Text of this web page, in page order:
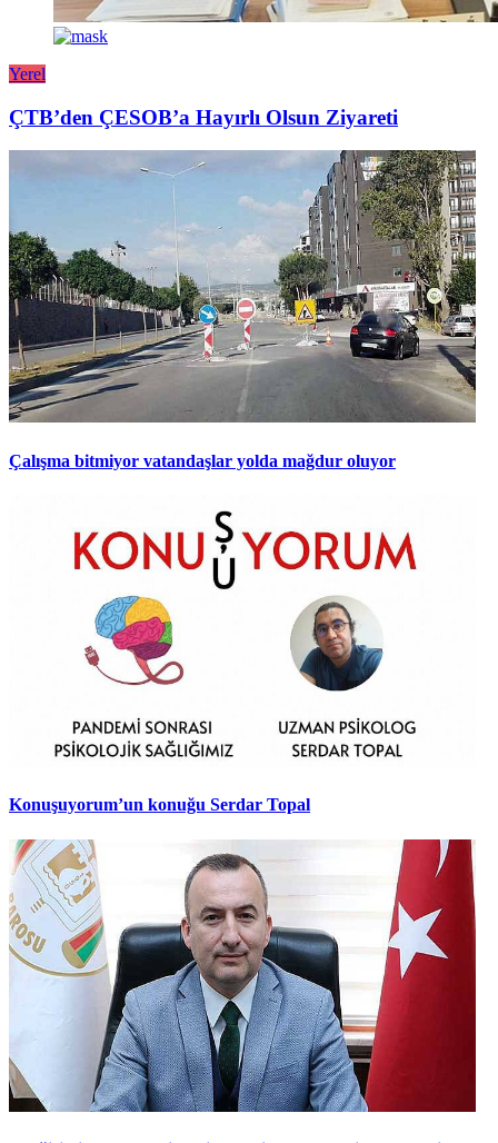
Yerel
ÇTB’den ÇESOB’a Hayırlı Olsun Ziyareti
Çalışma bitmiyor vatandaşlar yolda mağdur oluyor
Konuşuyorum’un konuğu Serdar Topal